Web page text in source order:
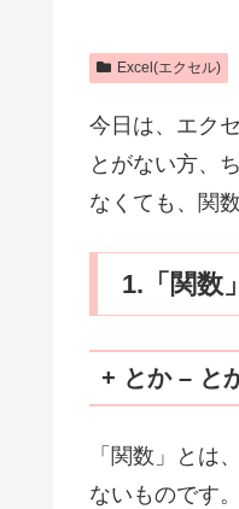
Excel(エクセル)
今日は、エク
とがない方、
なくても、関
1.「関数
+ とか – と
「関数」とは
ないものです。